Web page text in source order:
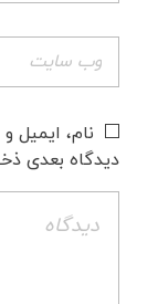
نام، ایمیل
دیدگاه بعدی